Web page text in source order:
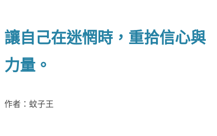
讓自己在迷惘時，重拾信心與
力量。
作者：蚊子王